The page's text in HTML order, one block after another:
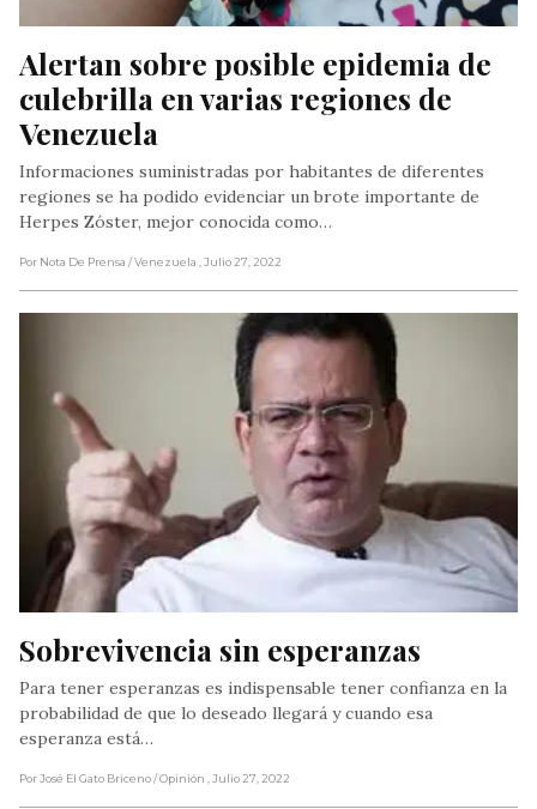
Alertan sobre posible epidemia de
culebrilla en varias regiones de
Venezuela
Informaciones suministradas por habitantes de diferentes
regiones se ha podido evidenciar un brote importante de
Herpes Zóster, mejor conocida como…
Por Nota De Prensa / Venezuela , Julio 27, 2022
Sobrevivencia sin esperanzas
Para tener esperanzas es indispensable tener confianza en la
probabilidad de que lo deseado llegará y cuando esa
esperanza está…
Por José El Gato Briceno/ Opinión , Julio 27, 2022